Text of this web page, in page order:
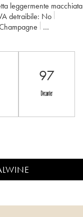
leggermente macchiata
detraibile:
no
Champagne
97